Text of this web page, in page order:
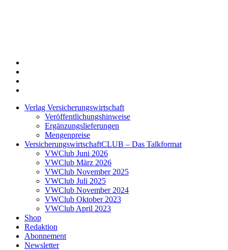
Verlag Versicherungswirtschaft
Veröffentlichungshinweise
Ergänzungslieferungen
Mengenpreise
VersicherungswirtschaftCLUB – Das Talkformat
VWClub Juni 2026
VWClub März 2026
VWClub November 2025
VWClub Juli 2025
VWClub November 2024
VWClub Oktober 2023
VWClub April 2023
Shop
Redaktion
Abonnement
Newsletter